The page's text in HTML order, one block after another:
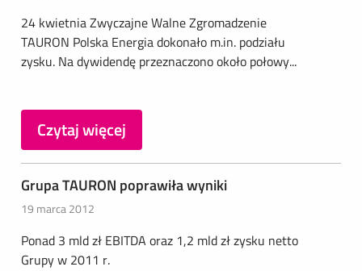
24 kwietnia Zwyczajne Walne Zgromadzenie
TAURON Polska Energia dokonało m.in. podziału
zysku. Na dywidendę przeznaczono około połowy...
Czytaj więcej
Grupa TAURON poprawiła wyniki
19 marca 2012
Ponad 3 mld zł EBITDA oraz 1,2 mld zł zysku netto
Grupy w 2011 r.